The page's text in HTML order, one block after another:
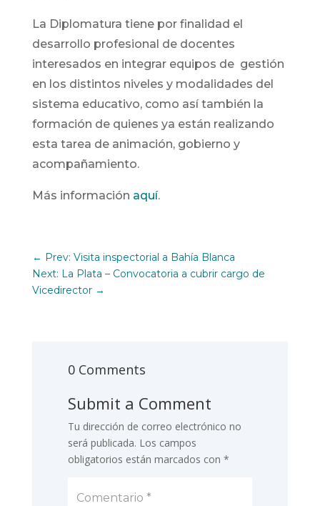
La Diplomatura tiene por finalidad el
desarrollo profesional de docentes
interesados en integrar equipos de gestión
en los distintos niveles y modalidades del
sistema educativo, como así también la
formación de quienes ya están realizando
esta tarea de animación, gobierno y
acompañamiento.
Más información aquí.
← Prev: Visita inspectorial a Bahía Blanca
Next: La Plata – Convocatoria a cubrir cargo de
Vicedirector→
0 Comments
Submit a Comment
Tu dirección de correo electrónico no
será publicada. Los campos
obligatorios están marcados con *